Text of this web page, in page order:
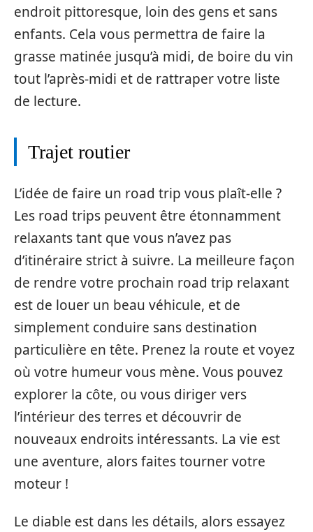
endroit pittoresque, loin des gens et sans
enfants. Cela vous permettra de faire la
grasse matinée jusqu’à midi, de boire du vin
tout l’après-midi et de rattraper votre liste
de lecture.
Trajet routier
L’idée de faire un road trip vous plaît-elle ?
Les road trips peuvent être étonnamment
relaxants tant que vous n’avez pas
d’itinéraire strict à suivre. La meilleure façon
de rendre votre prochain road trip relaxant
est de louer un beau véhicule, et de
simplement conduire sans destination
particulière en tête. Prenez la route et voyez
où votre humeur vous mène. Vous pouvez
explorer la côte, ou vous diriger vers
l’intérieur des terres et découvrir de
nouveaux endroits intéressants. La vie est
une aventure, alors faites tourner votre
moteur !
Le diable est dans les détails, alors essayez